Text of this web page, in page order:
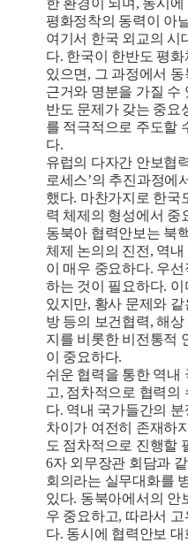
한 환경이 되며, 동시
평화정착의 동력이 아
여기서 한국 외교의 시
다. 한국이 한반도 평
있으면, 그 과정에서
근거와 명분을 가질 수
반도 문제가 갖는 중요
를 적극적으로 주도할
다.
유럽의 다자간 안보협
로세스’의 추진과정에
했다. 마찬가지로 한국
력 체제의 형성에서 중
동북아 협력안보는 북
체제 논의의 진전, 역
이 매우 중요하다. 우
하는 것이 필요하다.
있지만, 황사 문제와
방 등의 보건협력, 해
지를 비롯한 비전통적
이 중요하다.
쉬운 협력을 통한 역내
고, 점차적으로 협력의
다. 역내 국가들간의
차이가 여전히 존재하
도 점차적으로 진행할
6자 외무장관 회담과
회의라는 실무대화를
있다. 동북아에서의 안
우 중요하고, 따라서
다. 동시에 협력안보